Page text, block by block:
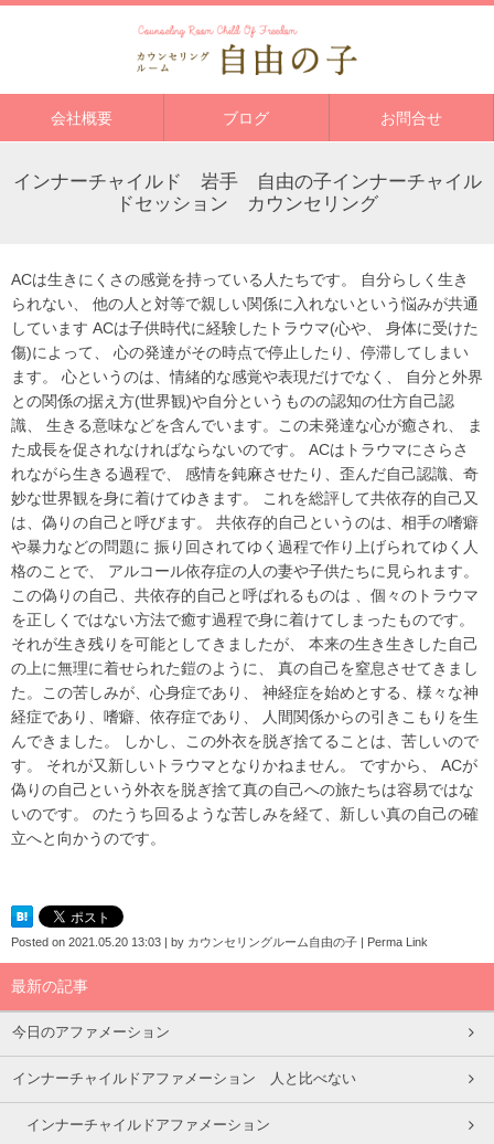
会社概要 ブログ お問合せ
インナーチャイルド 岩手 自由の子インナーチャイル
ドセッション カウンセリング
ACは生きにくさの感覚を持っている人たちです。 自分らしく生き
られない、 他の人と対等で親しい関係に入れないという悩みが共通
しています ACは子供時代に経験したトラウマ(心や、 身体に受けた
傷)によって、 心の発達がその時点で停止したり、停滞してしまい
ます。 心というのは、情緒的な感覚や表現だけでなく、 自分と外界
との関係の据え方(世界観)や自分というものの認知の仕方自己認
識、 生きる意味などを含んでいます。この未発達な心が癒され、 ま
た成長を促されなければならないのです。 ACはトラウマにさらさ
れながら生きる過程で、 感情を鈍麻させたり、歪んだ自己認識、奇
妙な世界観を身に着けてゆきます。 これを総評して共依存的自己又
は、偽りの自己と呼びます。 共依存的自己というのは、相手の嗜癖
や暴力などの問題に 振り回されてゆく過程で作り上げられてゆく人
格のことで、 アルコール依存症の人の妻や子供たちに見られます。
この偽りの自己、共依存的自己と呼ばれるものは 、個々のトラウマ
を正しくではない方法で癒す過程で身に着けてしまったものです。
それが生き残りを可能としてきましたが、 本来の生き生きした自己
の上に無理に着せられた鎧のように、 真の自己を窒息させてきまし
た。この苦しみが、心身症であり、 神経症を始めとする、様々な神
経症であり、嗜癖、依存症であり、 人間関係からの引きこもりを生
んできました。 しかし、この外衣を脱ぎ捨てることは、苦しいので
す。 それが又新しいトラウマとなりかねません。 ですから、 ACが
偽りの自己という外衣を脱ぎ捨て真の自己への旅たちは容易ではな
いのです。 のたうち回るような苦しみを経て、新しい真の自己の確
立へと向かうのです。
Posted on 2021.05.20 13:03 | by カウンセリングルーム自由の子 | Perma Link
最新の記事
今日のアファメーション
インナーチャイルドアファメーション 人と比べない
インナーチャイルドアファメーション